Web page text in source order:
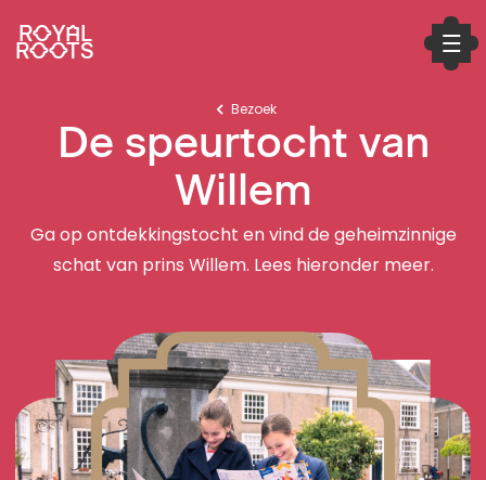
ROYAL
ROOTS
Bezoek
De speurtocht van
Willem
Ga op ontdekkingstocht en vind de geheimzinnige
schat van prins Willem. Lees hieronder meer.